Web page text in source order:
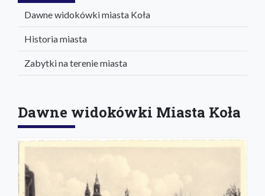
Dawne widokówki miasta Koła
Historia miasta
Zabytki na terenie miasta
Dawne widokówki Miasta Koła